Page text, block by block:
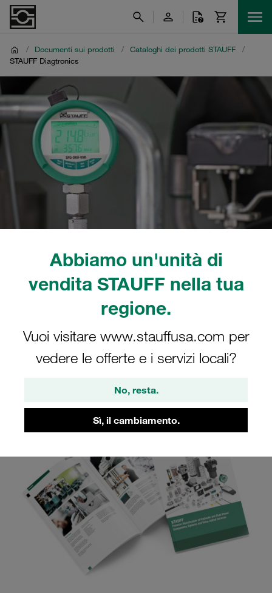
Abbiamo un'unità di
vendita STAUFF nella tua
regione.
Vuoi visitare www.stauffusa.com per
vedere le offerte e i servizi locali?
No, resta.
Sì, il cambiamento.
/ Documenti sui prodotti / Cataloghi dei prodotti STAUFF
/
STAUFF Diagtronics
STAUFF Diagtronics
Guardate online, scaricate o richiedete il
catalogo prodotti STAUFF Diagtronics